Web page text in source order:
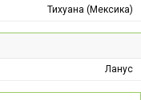
Тихуана (Мексика)
Ланус